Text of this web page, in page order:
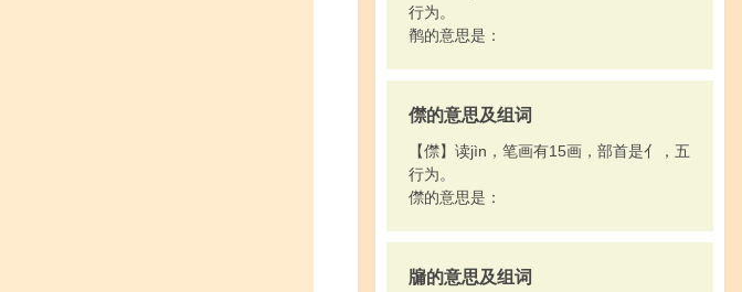
行为。
鹡的意思是：
僸的意思及组词
【僸】读jìn，笔画有15画，部首是亻，五
行为。
僸的意思是：
牖的意思及组词